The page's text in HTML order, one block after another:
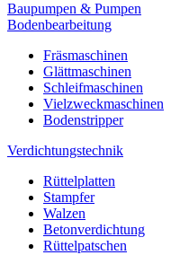
Baupumpen & Pumpen
Bodenbearbeitung
Fräsmaschinen
Glättmaschinen
Schleifmaschinen
Vielzweckmaschinen
Bodenstripper
Verdichtungstechnik
Rüttelplatten
Stampfer
Walzen
Betonverdichtung
Rüttelpatschen